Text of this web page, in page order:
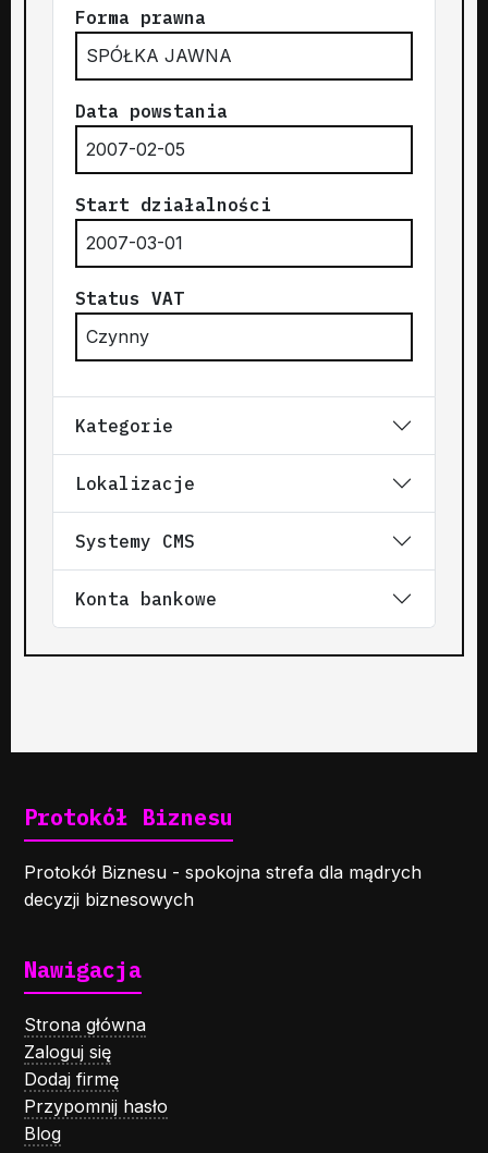
Forma prawna
SPÓŁKA JAWNA
Data powstania
2007-02-05
Start działalności
2007-03-01
Status VAT
Czynny
Kategorie
Lokalizacje
Systemy CMS
Konta bankowe
Protokół Biznesu
Protokół Biznesu - spokojna strefa dla mądrych
decyzji biznesowych
Nawigacja
Strona główna
Zaloguj się
Dodaj firmę
Przypomnij hasło
Blog